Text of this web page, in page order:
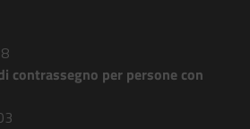
contrassegno per persone con